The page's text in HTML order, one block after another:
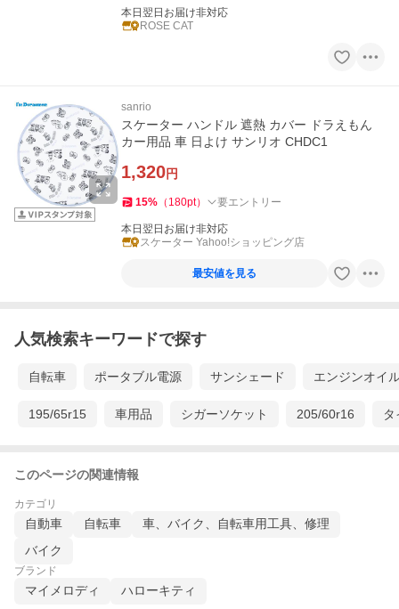
本日翌日お届け非対応
ROSE CAT
sanrio
スケーター ハンドル 遮熱 カバー ドラえもん
カー用品 車 日よけ サンリオ CHDC1
1,320円
15% （ 180pt） 要エントリー
本日翌日お届け非対応
スケーター Yahoo!ショッピング店
最安値を見る
人気検索キーワードで探す
自転車 ポータブル電源 サンシェード エンジンオイ
195/65r15 車用品 シガーソケット 205/60r16 タ
このページの関連情報
カテゴリ
自動車 自転車
車、バイク、自転車用工具、修理
バイク
ブランド
マイメロディ ハローキティ